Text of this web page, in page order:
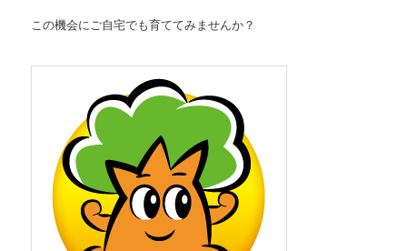
この機会にご自宅でも育ててみませんか？